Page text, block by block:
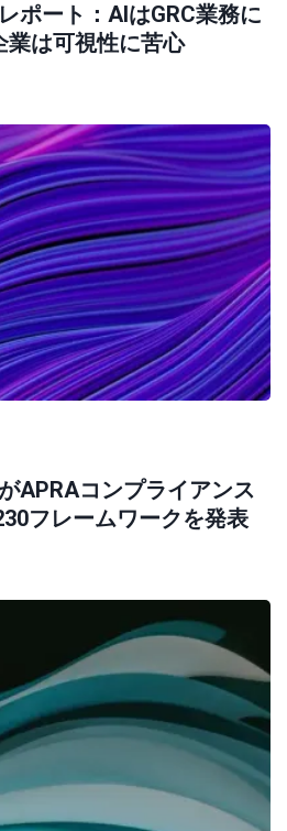
ポート：AIはGRC業務に
業は可視性に苦心
APRAコンプライアンス
フレームワークを発表